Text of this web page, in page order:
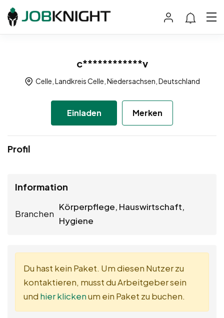
c************v
Celle, Landkreis Celle, Niedersachsen, Deutschland
Einladen Merken
Profil
Information
Branchen
Körperpflege, Hauswirtschaft,
Hygiene
Du hast kein Paket. Um diesen Nutzer zu
kontaktieren, musst du Arbeitgeber sein
und hier klickenum ein Paket zu buchen.